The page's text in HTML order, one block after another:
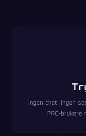
Ingen chat, ingen
PRO-